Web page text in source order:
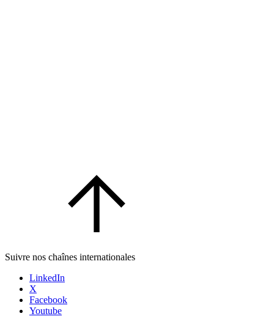
Suivre nos chaînes internationales
LinkedIn
X
Facebook
Youtube